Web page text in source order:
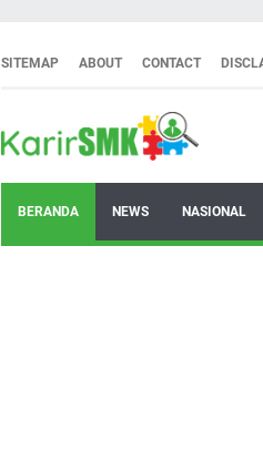
SITEMAP ABOUT CONTACT
BERANDA NEWS NASIONAL